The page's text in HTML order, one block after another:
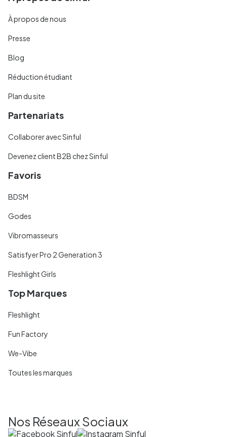
À propos de nous
Presse
Blog
Réduction étudiant
Plan du site
Partenariats
Collaborer avec Sinful
Devenez client B2B chez Sinful
Favoris
BDSM
Godes
Vibromasseurs
Satisfyer Pro 2 Generation 3
Fleshlight Girls
Top Marques
Fleshlight
Fun Factory
We-Vibe
Toutes les marques
Nos Réseaux Sociaux